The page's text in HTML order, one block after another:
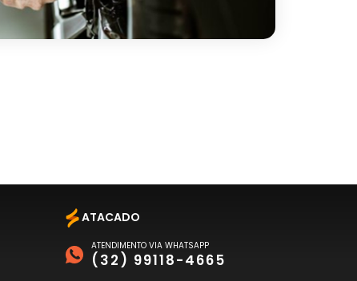
ATACADO
ATENDIMENTO VIA WHATSAPP
(32) 99118-4665